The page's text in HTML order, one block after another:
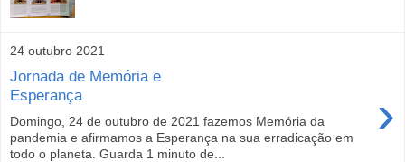
24 outubro 2021
Jornada de Memória e
Esperança
›
Domingo, 24 de outubro de 2021 fazemos Memória da
pandemia e afirmamos a Esperança na sua erradicação em
todo o planeta. Guarda 1 minuto de...